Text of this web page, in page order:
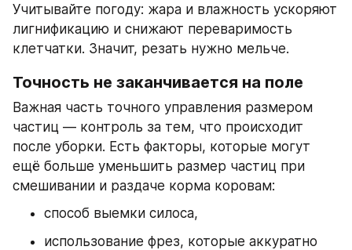
Учитывайте погоду: жара и влажность ускоряют
лигнификацию и снижают переваримость
клетчатки. Значит, резать нужно мельче.
Точность не заканчивается на поле
Важная часть точного управления размером
частиц — контроль за тем, что происходит
после уборки. Есть факторы, которые могут
ещё больше уменьшить размер частиц при
смешивании и раздаче корма коровам:
способ выемки силоса,
использование фрез, которые аккуратно